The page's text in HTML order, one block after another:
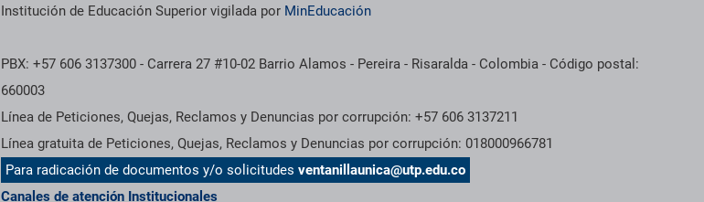
Institución de Educación Superior vigilada por MinEducación
PBX: +57 606 3137300 - Carrera 27 #10-02 Barrio Alamos - Pereira - Risaralda - Colombia - Código postal:
660003
Línea de Peticiones, Quejas, Reclamos y Denuncias por corrupción: +57 606 3137211
Línea gratuita de Peticiones, Quejas, Reclamos y Denuncias por corrupción: 018000966781
Para radicación de documentos y/o solicitudesventanillaunica@utp.edu.co
Canales de atención Institucionales